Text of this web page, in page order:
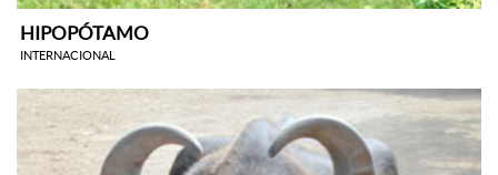
HIPOPÓTAMO
INTERNACIONAL